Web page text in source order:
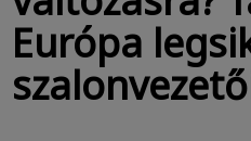
Európa